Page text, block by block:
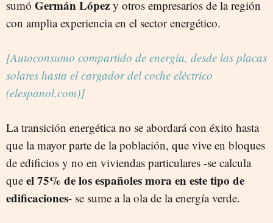
sumó Germán López y otros empresarios de la región
con amplia experiencia en el sector energético.
[Autoconsumo compartido de energía, desde las placas
solares hasta el cargador del coche eléctrico
(elespanol.com)]
La transición energética no se abordará con éxito hasta
que la mayor parte de la población, que vive en bloques
de edificios y no en viviendas particulares -se calcula
que el 75% de los españoles mora en este tipo de
edificaciones- se sume a la ola de la energía verde.